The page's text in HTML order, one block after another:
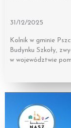
31/12/2025
Kolnik w gminie
Budynku Szkoły,
w województwie